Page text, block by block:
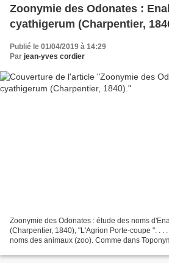
Zoonymie des Odonates :
cyathigerum (Charpentier,
Publié le 01/04/2019 à 14:29
Par jean-yves cordier
Zoonymie des Odonates : étude des noms
(Charpentier, 1840), "L'Agrion Porte-coupe ". . .
noms des animaux (zoo). Comme dans